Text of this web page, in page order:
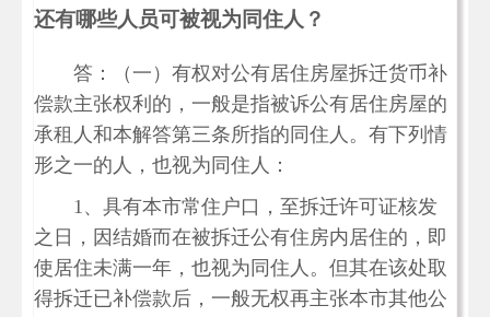
还有哪些人员可被视为同住人？
答：（一）有权对公有居住房屋拆迁货币补
偿款主张权利的，一般是指被诉公有居住房屋的
承租人和本解答第三条所指的同住人。有下列情
形之一的人，也视为同住人：
1、具有本市常住户口，至拆迁许可证核发
之日，因结婚而在被拆迁公有住房内居住的，即
使居住未满一年，也视为同住人。但其在该处取
得拆迁已补偿款后，一般无权再主张本市其他公